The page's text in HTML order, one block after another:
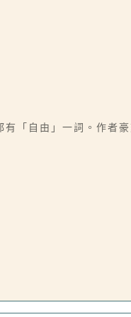
「自由」一詞。作者